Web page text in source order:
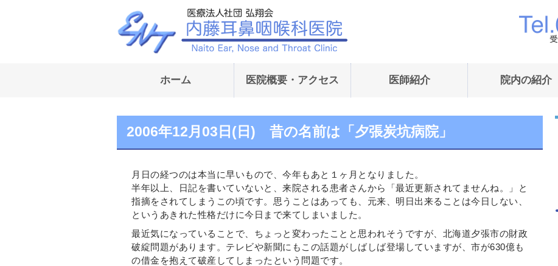
内藤耳鼻咽喉科医院｜
ホーム 医院概要・アクセス 医師紹介 院内の紹介
2006年12月03日(日) 昔の名前は「夕張炭坑病院」
月日の経つのは本当に早いもので、今年もあと１ヶ月となりました。
半年以上、日記を書いていないと、来院される患者さんから「最近更新されてませんね。」と
指摘をされてしまうこの頃です。思うことはあっても、元来、明日出来ることは今日しない、
というあきれた性格だけに今日まで来てしまいました。
最近気になっていることで、ちょっと変わったことと思われそうですが、北海道夕張市の財政
破綻問題があります。テレビや新聞にもこの話題がしばしば登場していますが、市が630億も
の借金を抱えて破産してしまったという問題です。